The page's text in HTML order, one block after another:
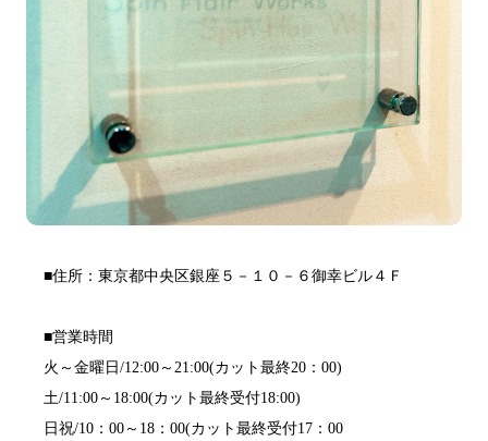
■住所：東京都中央区銀座５－１０－６御幸ビル４Ｆ
■営業時間
火～金曜日/12:00～21:00(カット最終20：00)
土/11:00～18:00(カット最終受付18:00)
日祝/10：00～18：00(カット最終受付17：00